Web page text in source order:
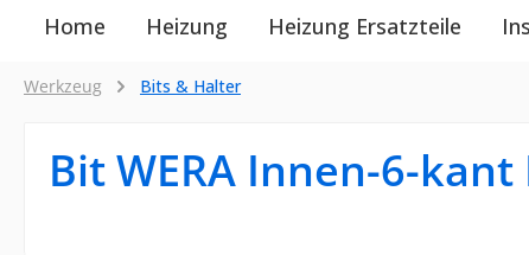
Home Heizung Heizung Ersatzteile
Werkzeug Bits & Halter
Bit WERA Innen-6-